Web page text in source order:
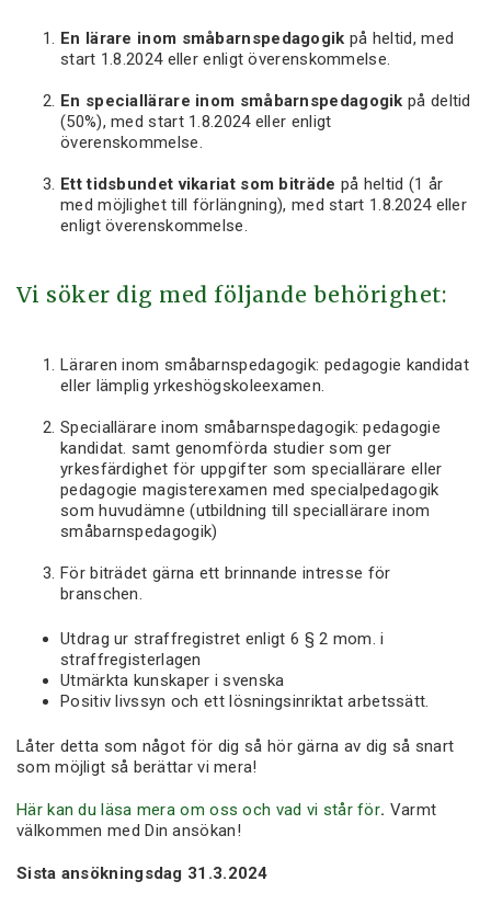
En lärare inom småbarnspedagogik på heltid, med
start 1.8.2024 eller enligt överenskommelse.
En speciallärare inom småbarnspedagogik på deltid
(50%), med start 1.8.2024 eller enligt
överenskommelse.
Ett tidsbundet vikariat som biträde på heltid (1 år
med möjlighet till förlängning), med start 1.8.2024 eller
enligt överenskommelse.
Vi söker dig med följande behörighet:
Läraren inom småbarnspedagogik: pedagogie kandidat
eller lämplig yrkeshögskoleexamen.
Speciallärare inom småbarnspedagogik: pedagogie
kandidat. samt genomförda studier som ger
yrkesfärdighet för uppgifter som speciallärare eller
pedagogie magisterexamen med specialpedagogik
som huvudämne (utbildning till speciallärare inom
småbarnspedagogik)
För biträdet gärna ett brinnande intresse för
branschen.
Utdrag ur straffregistret enligt 6 § 2 mom. i
straffregisterlagen
Utmärkta kunskaper i svenska
Positiv livssyn och ett lösningsinriktat arbetssätt.
Låter detta som något för dig så hör gärna av dig så snart
som möjligt så berättar vi mera!
Här kan du läsa mera om oss och vad vi står för. Varmt
välkommen med Din ansökan!
Sista ansökningsdag 31.3.2024